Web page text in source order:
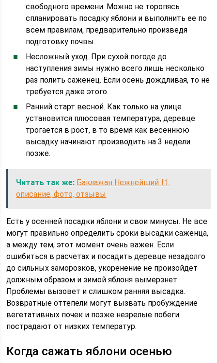
свободного времени. Можно не торопясь
спланировать посадку яблони и выполнить ее по
всем правилам, предварительно произведя
подготовку почвы.
Несложный уход. При сухой погоде до
наступления зимы нужно всего лишь несколько
раз полить саженец. Если осень дождливая, то не
требуется даже этого.
Ранний старт весной. Как только на улице
установится плюсовая температура, деревце
трогается в рост, в то время как весеннюю
высадку начинают производить на 3 недели
позже.
Читать так же: Баклажан Нежнейший f1:
описание, фото, отзывы
Есть у осенней посадки яблони и свои минусы. Не все
могут правильно определить сроки высадки саженца,
а между тем, этот момент очень важен. Если
ошибиться в расчетах и посадить деревце незадолго
до сильных заморозков, укоренение не произойдет
должным образом и зимой яблоня вымерзнет.
Проблемы вызовет и слишком ранняя высадка.
Возвратные оттепели могут вызвать пробуждение
вегетативных почек и позже незрелые побеги
пострадают от низких температур.
Когда сажать яблони осенью